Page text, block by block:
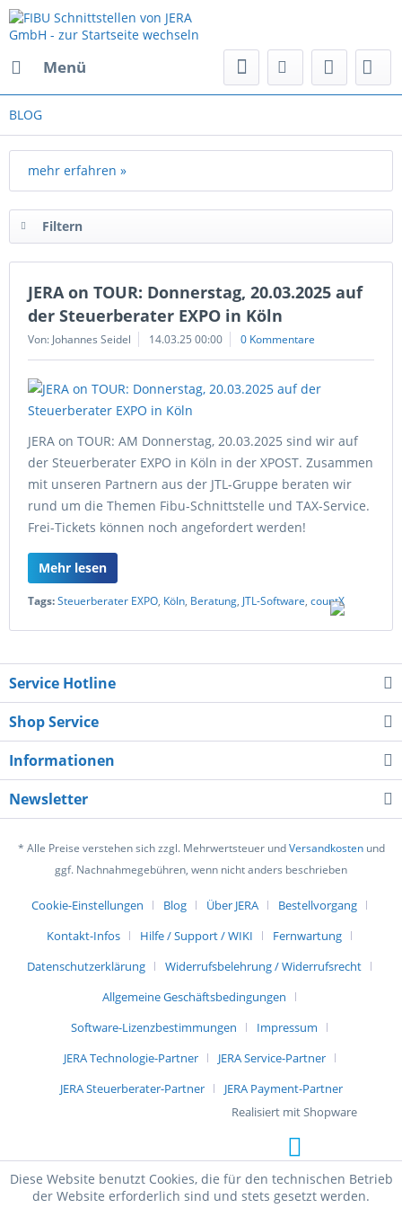
Menü
BLOG
mehr erfahren »
Filtern
JERA on TOUR: Donnerstag, 20.03.2025 auf
der Steuerberater EXPO in Köln
Von: Johannes Seidel 14.03.25 00:00 0 Kommentare
JERA on TOUR: AM Donnerstag, 20.03.2025 sind wir auf
der Steuerberater EXPO in Köln in der XPOST. Zusammen
mit unseren Partnern aus der JTL-Gruppe beraten wir
rund um die Themen Fibu-Schnittstelle und TAX-Service.
Frei-Tickets können noch angefordert werden!
Mehr lesen
Tags:Steuerberater EXPO, Köln, Beratung, JTL-Software, countX
Service Hotline
Shop Service
Informationen
Newsletter
* Alle Preise verstehen sich zzgl. Mehrwertsteuer undVersandkostenund
ggf. Nachnahmegebühren, wenn nicht anders beschrieben
Cookie-Einstellungen Blog Über JERA
Bestellvorgang
Kontakt-Infos
Hilfe / Support / WIKI
Fernwartung
Datenschutzerklärung
Widerrufsbelehrung / Widerrufsrecht
Allgemeine Geschäftsbedingungen
Software-Lizenzbestimmungen
Impressum
JERA Technologie-Partner
JERA Service-Partner
JERA Steuerberater-Partner
JERA Payment-Partner
Realisiert mit Shopware
Diese Website benutzt Cookies, die für den technischen Betrieb
der Website erforderlich sind und stets gesetzt werden.